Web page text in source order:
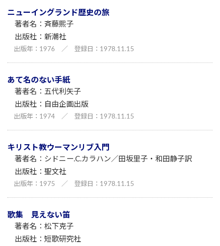
ニューイングランド歴史の旅
斉藤熙子
新潮社
1976 ／ 1978.11.15
あて名のない手紙
五代利矢子
自由企画出版
1974 ／ 1978.11.15
キリスト教ウーマンリブ入門
シドニー.C.カラハン／田坂里子・和田静子訳
聖文社
1975 ／ 1978.11.15
歌集 見えない笛
松下克子
短歌研究社